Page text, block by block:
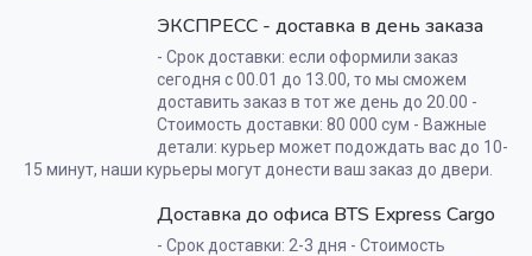
ЭКСПРЕСС - доставка в день заказа
- Срок доставки: если оформили заказ
сегодня с 00.01 до 13.00, то мы сможем
доставить заказ в тот же день до 20.00 -
Стоимость доставки: 80 000 сум - Важные
детали: курьер может подождать вас до 10-
15 минут, наши курьеры могут донести ваш заказ до двери.
Доставка до офиса BTS Express Cargo
- Срок доставки: 2-3 дня - Стоимость